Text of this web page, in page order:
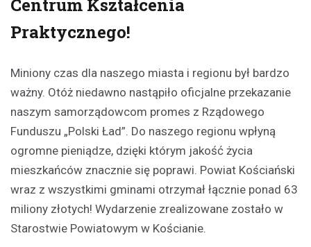
Centrum Kształcenia
Praktycznego!
Miniony czas dla naszego miasta i regionu był bardzo
ważny. Otóż niedawno nastąpiło oficjalne przekazanie
naszym samorządowcom promes z Rządowego
Funduszu „Polski Ład”. Do naszego regionu wpłyną
ogromne pieniądze, dzięki którym jakość życia
mieszkańców znacznie się poprawi. Powiat Kościański
wraz z wszystkimi gminami otrzymał łącznie ponad 63
miliony złotych! Wydarzenie zrealizowane zostało w
Starostwie Powiatowym w Kościanie.